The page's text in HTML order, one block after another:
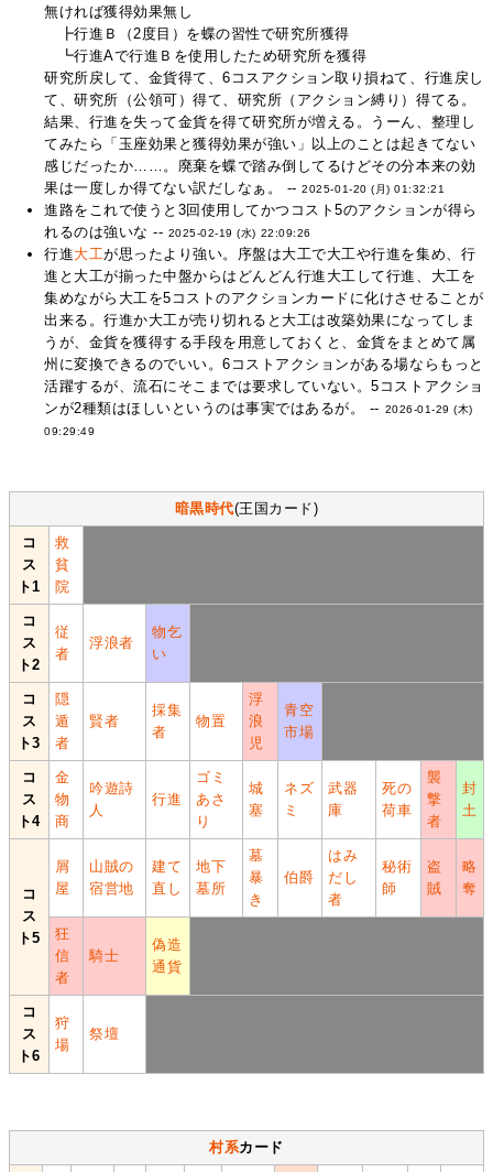
無ければ獲得効果無し
┣行進Ｂ（2度目）を蝶の習性で研究所獲得
┗行進Aで行進Ｂを使用したため研究所を獲得
研究所戻して、金貨得て、6コスアクション取り損ねて、行進戻し
て、研究所（公領可）得て、研究所（アクション縛り）得てる。
結果、行進を失って金貨を得て研究所が増える。うーん、整理し
てみたら「玉座効果と獲得効果が強い」以上のことは起きてない
感じだったか……。廃棄を蝶で踏み倒してるけどその分本来の効
果は一度しか得てない訳だしなぁ。 --2025-01-20 (月) 01:32:21
進路をこれで使うと3回使用してかつコスト5のアクションが得ら
れるのは強いな -- 2025-02-19 (水) 22:09:26
行進大工が思ったより強い。序盤は大工で大工や行進を集め、行
進と大工が揃った中盤からはどんどん行進大工して行進、大工を
集めながら大工を5コストのアクションカードに化けさせることが
出来る。行進か大工が売り切れると大工は改築効果になってしま
うが、金貨を獲得する手段を用意しておくと、金貨をまとめて属
州に変換できるのでいい。6コストアクションがある場ならもっと
活躍するが、流石にそこまでは要求していない。5コストアクショ
ンが2種類はほしいというのは事実ではあるが。 -- 2026-01-29 (木)
09:29:49
暗黒時代(王国カード)
コ
ス
ト1
救
貧
院
コ
ス
ト2
従
者
浮浪者
物乞
い
コ
ス
ト3
隠
遁
者
賢者
採集
者
物置
浮
浪
児
青空
市場
コ
ス
ト4
金
物
商
吟遊詩
人
行進
ゴミ
あさ
り
城
塞
ネズ
ミ
武器
庫
死の
荷車
襲
撃
者
封
土
コ
ス
ト5
屑
屋
山賊の
宿営地
建て
直し
地下
墓所
墓
暴
き
伯爵
はみ
だし
者
秘術
師
盗
賊
略
奪
狂
信
者
騎士
偽造
通貨
コ
ス
ト6
狩
場
祭壇
村系カード